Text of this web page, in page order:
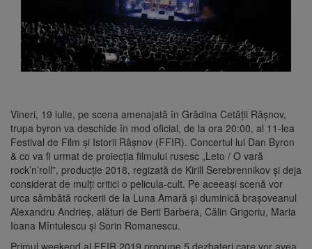
7 august 2026
Trafic blocat pe DN1E Brașov
– Poiana Brașov după un accident. Două
persoane primesc îngrijiri medicale
Vineri, 19 iulie, pe scena amenajată în Grădina Cetăţii Râşnov,
trupa byron va deschide în mod oficial, de la ora 20:00, al 11-lea
Festival de Film şi Istorii Râşnov (FFIR). Concertul lui Dan Byron
& co va fi urmat de proiecţia filmului rusesc „Leto / O vară
rock’n’roll”, producţie 2018, regizată de Kirill Serebrennikov şi deja
considerat de mulţi critici o pelicula-cult. Pe aceeaşi scenă vor
urca sâmbătă rockerii de la Luna Amară şi duminică braşoveanul
Alexandru Andrieş, alături de Berti Barbera, Călin Grigoriu, Maria
Ioana Mîntulescu şi Sorin Romanescu.